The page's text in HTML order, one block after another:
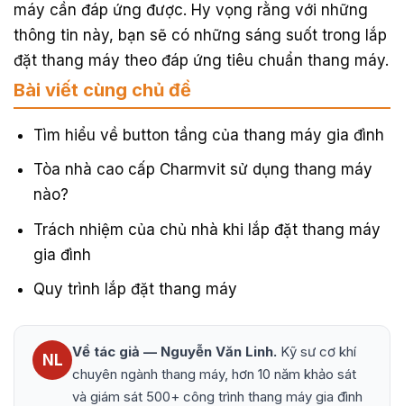
máy cần đáp ứng được. Hy vọng rằng với những
thông tin này, bạn sẽ có những sáng suốt trong lắp
đặt thang máy theo đáp ứng tiêu chuẩn thang máy.
Bài viết cùng chủ đề
Tìm hiểu về button tầng của thang máy gia đình
Tòa nhà cao cấp Charmvit sử dụng thang máy
nào?
Trách nhiệm của chủ nhà khi lắp đặt thang máy
gia đình
Quy trình lắp đặt thang máy
NL Về tác giả — Nguyễn Văn Linh. Kỹ sư cơ khí
chuyên ngành thang máy, hơn 10 năm khảo sát
và giám sát 500+ công trình thang máy gia đình